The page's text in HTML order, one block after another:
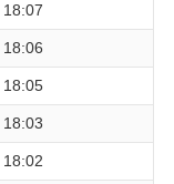
18:07
18:06
18:05
18:03
18:02